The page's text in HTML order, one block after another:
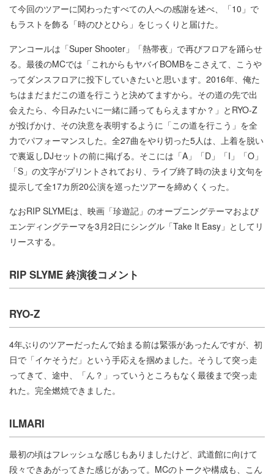
て今回のツアーに関わったすべての人への感謝を述べ、「10」で
もラストを飾る「時のひとひら」をじっくりと届けた。
アンコールは「Super Shooter」「熱帯夜」で再びフロアを踊らせ
る。最後のMCでは「これからもヤバイBOMBをこさえて、こうや
ってダンスフロアに投下していきたいと思います。2016年、俺た
ちはまだまだこの道を行こうと決めてますから。その道の先で出
会えたら、今日みたいに一緒に踊ってもらえますか？」とRYO-Z
が投げかけ、その決意を表明するように「この道を行こう」を全
力でパフォーマンスした。全27曲をやり切った5人は、上着を脱い
で裏返しDJセットの前に掲げる。そこには「A」「D」「I」「O」
「S」の文字がプリントされており、ライブ終了時の決まり文句を
提示して全17カ所20公演を巡ったツアーを締めくくった。
なおRIP SLYMEは、映画「珍遊記」のオープニングテーマおよび
エンディングテーマを3月2日にシングル「Take It Easy」としてリ
リースする。
RIP SLYME 終演後コメント
RYO-Z
4年ぶりのツアーだったんで始まる前は緊張があったんですが、初
日で「イケそうだ」という手応えを掴めました。そうして突っ走
ってきて、途中、「ん？」っていうところもなく最後まで突っ走
れた。完全燃焼できました。
ILMARI
最初の頃はフレッシュな感じもありましたけど、武道館に向けて
段々できあがってきた感じがあって。MCのトークや構成も、こん